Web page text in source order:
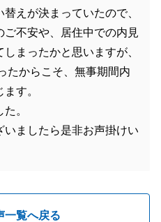
えが決まっていたので、
不安や、居住中での内見
まったかと思いますが、
たからこそ、無事期間内
す。
。
ましたら是非お声掛けい
一覧へ戻る